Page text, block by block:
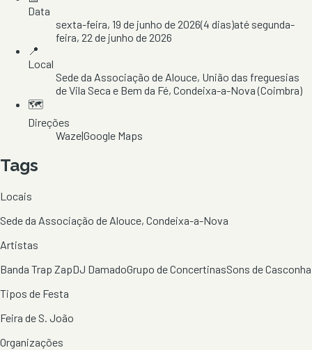
Data
sexta-feira, 19 de junho de 2026(4 dias)até segunda-
feira, 22 de junho de 2026
📍
Local
Sede da Associação de Alouce, União das freguesias
de Vila Seca e Bem da Fé, Condeixa-a-Nova(Coimbra)
🗺️
Direções
Waze|Google Maps
Tags
Locais
Sede da Associação de Alouce, Condeixa-a-Nova
Artistas
Banda Trap ZapDJ DamadoGrupo de ConcertinasSons de Casconha
Tipos de Festa
Feira de S. João
Organizações